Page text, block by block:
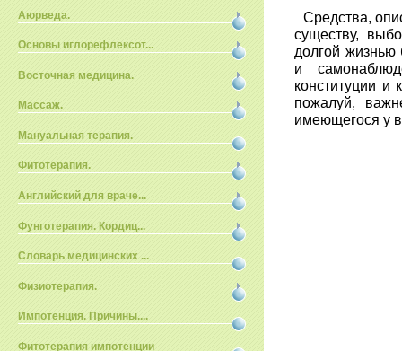
Аюрведа.
Основы иглорефлексот...
Восточная медицина.
Массаж.
Мануальная терапия.
Фитотерапия.
Английский для враче...
Фунготерапия. Кордиц...
Словарь медицинских ...
Физиотерапия.
Импотенция. Причины....
Фитотерапия импотенции
Средства,
существу,
долгой жизнью
и
конституции и
пожалуй,
имеющегося у